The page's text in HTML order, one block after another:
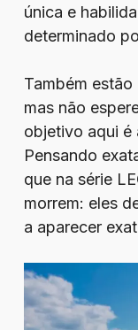
única e
determinado
Também
mas não
objetivo aqui é
Pensando
que na série
morrem: eles
a aparecer